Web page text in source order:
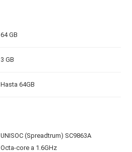
64 GB
3 GB
Hasta 64GB
UNISOC (Spreadtrum) SC9863A
Octa-core a 1.6GHz